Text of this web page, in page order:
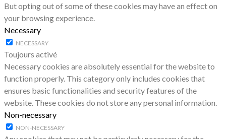
But opting out of some of these cookies may have an effect on
your browsing experience.
Necessary
NECESSARY
Toujours activé
Necessary cookies are absolutely essential for the website to
function properly. This category only includes cookies that
ensures basic functionalities and security features of the
website. These cookies do not store any personal information.
Non-necessary
NON-NECESSARY